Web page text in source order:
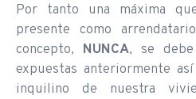
Por tanto una máxima
presente como
concepto, NUNCA, se
expuestas anteriormente
inquilino de nuestra